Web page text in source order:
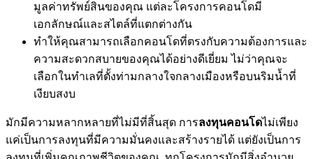
มูลค่าทรัพย์สินของคุณ แต่ละโครงการคอนโดมี
เอกลักษณ์และสไตล์ที่แตกต่างกัน
ทำให้คุณสามารถเลือกคอนโดที่ตรงกับความต้องการและ
ความสะดวกสบายของคุณได้อย่างดีเยี่ยม ไม่ว่าคุณจะ
เลือกในทำเลที่ตั้งท่ามกลางใจกลางเมืองหรือบนริมน้ำที่
เงียบสงบ
มักมีความหลากหลายที่ไม่มีที่สิ้นสุด การลงทุนคอนโดไม่เพียง
แค่เป็นการลงทุนที่มีความมั่นคงและสร้างรายได้ แต่ยังเป็นการ